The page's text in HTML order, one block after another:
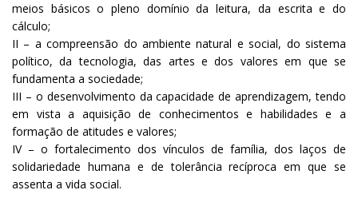
meios básicos o pleno domínio da leitura, da escrita e do
cálculo;
II – a compreensão do ambiente natural e social, do sistema
político, da tecnologia, das artes e dos valores em que se
fundamenta a sociedade;
III – o desenvolvimento da capacidade de aprendizagem, tendo
em vista a aquisição de conhecimentos e habilidades e a
formação de atitudes e valores;
IV – o fortalecimento dos vínculos de família, dos laços de
solidariedade humana e de tolerância recíproca em que se
assenta a vida social.